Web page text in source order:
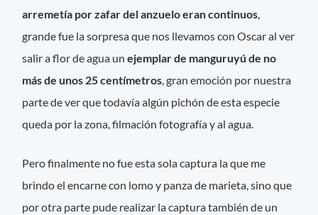
arremetía por zafar del anzuelo eran continuos,
grande fue la sorpresa que nos llevamos con Oscar al ver
salir a flor de agua unejemplar de manguruyú de no
más de unos 25 centímetros, gran emoción por nuestra
parte de ver que todavía algún pichón de esta especie
queda por la zona, filmación fotografía y al agua.
Pero finalmente no fue esta sola captura la que me
brindo el encarne con lomo y panza de marieta, sino que
por otra parte pude realizar la captura también de un